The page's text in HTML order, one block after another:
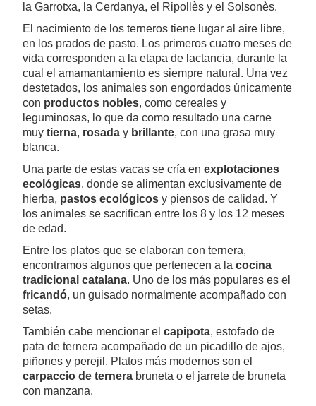
la Garrotxa, la Cerdanya, el Ripollès y el Solsonès.
El nacimiento de los terneros tiene lugar al aire libre,
en los prados de pasto. Los primeros cuatro meses de
vida corresponden a la etapa de lactancia, durante la
cual el amamantamiento es siempre natural. Una vez
destetados, los animales son engordados únicamente
con productos nobles, como cereales y
leguminosas, lo que da como resultado una carne
muy tierna, rosada y brillante, con una grasa muy
blanca.
Una parte de estas vacas se cría en explotaciones
ecológicas, donde se alimentan exclusivamente de
hierba, pastos ecológicos y piensos de calidad. Y
los animales se sacrifican entre los 8 y los 12 meses
de edad.
Entre los platos que se elaboran con ternera,
encontramos algunos que pertenecen a la cocina
tradicional catalana. Uno de los más populares es el
fricandó, un guisado normalmente acompañado con
setas.
También cabe mencionar el capipota, estofado de
pata de ternera acompañado de un picadillo de ajos,
piñones y perejil. Platos más modernos son el
carpaccio de ternera bruneta o el jarrete de bruneta
con manzana.